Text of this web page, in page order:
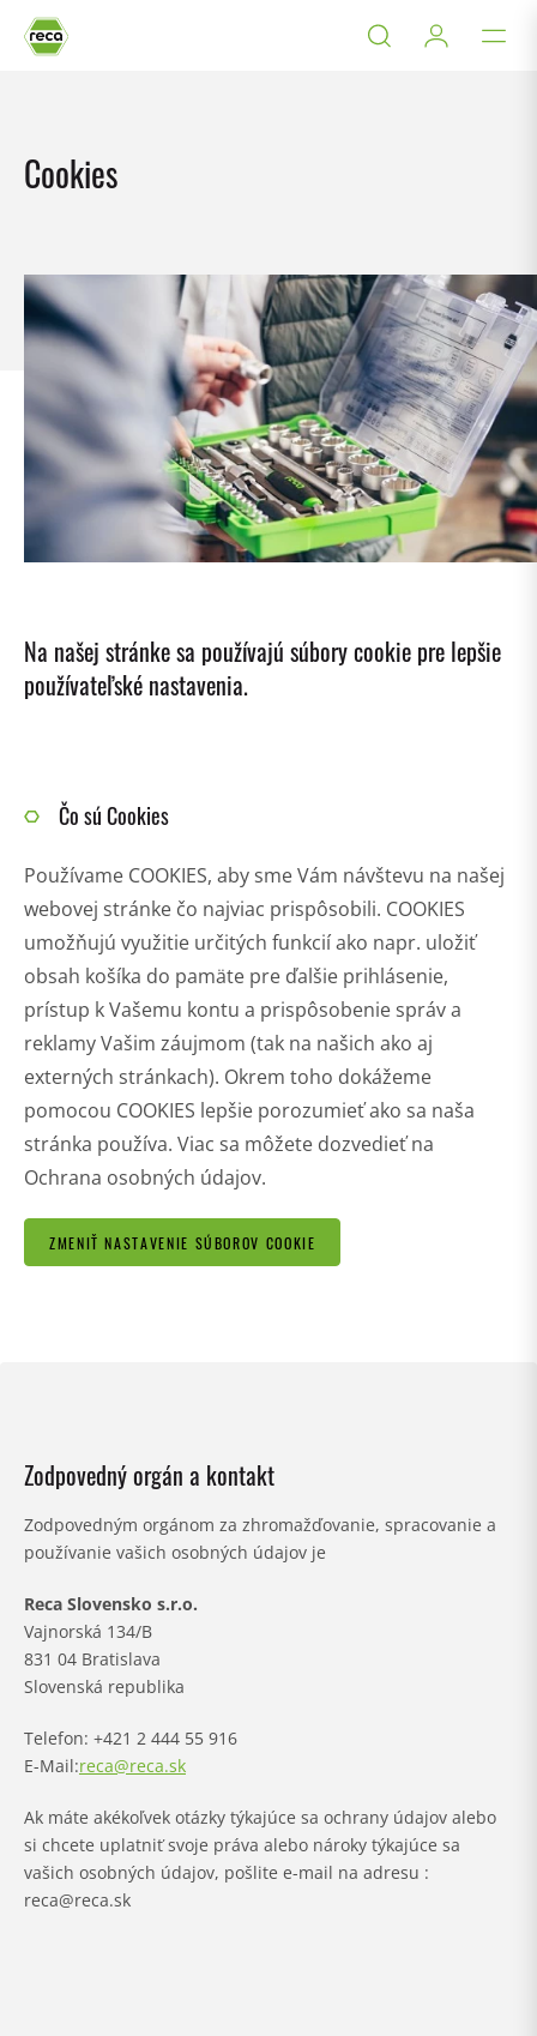
Cookies
Zodpovedný orgán a kontakt
Zodpovedným orgánom za zhromažďovanie, spracovanie a
používanie vašich osobných údajov je
Reca Slovensko s.r.o.
Vajnorská 134/B
831 04 Bratislava
Slovenská republika
Telefon: +421 2 444 55 916
E-Mail:reca@reca.sk
Ak máte akékoľvek otázky týkajúce sa ochrany údajov alebo
si chcete uplatniť svoje práva alebo nároky týkajúce sa
vašich osobných údajov, pošlite e-mail na adresu :
reca@reca.sk
Na našej stránke sa používajú súbory cookie pre lepšie
používateľské nastavenia.
Čo sú Cookies
Používame COOKIES, aby sme Vám návštevu na našej
webovej stránke čo najviac prispôsobili. COOKIES
umožňujú využitie určitých funkcií ako napr. uložiť
obsah košíka do pamäte pre ďalšie prihlásenie,
prístup k Vašemu kontu a prispôsobenie správ a
reklamy Vašim záujmom (tak na našich ako aj
externých stránkach). Okrem toho dokážeme
pomocou COOKIES lepšie porozumieť ako sa naša
stránka používa. Viac sa môžete dozvedieť na
Ochrana osobných údajov.
ZMENIŤ NASTAVENIE SÚBOROV COOKIE